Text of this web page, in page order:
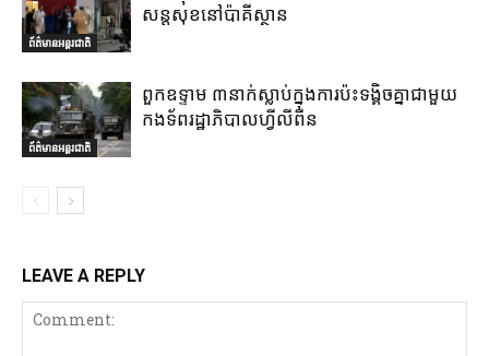
ព័ត៌មានអន្តរជាតិ
សន្តសុខនៅប៉ាគីស្ថាន
ព័ត៌មានអន្តរជាតិ
ពួកឧទ្ទាម ៣នាក់ស្លាប់ក្នុងការប៉ះទង្គិចគ្នាជាមួយ
កងទ័ពរដ្ឋាភិបាលហ្វីលីពីន
LEAVE A REPLY